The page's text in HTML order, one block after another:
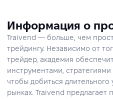
Информация о
Traivend — больше, чем
трейдингу. Независимо от
трейдер, академия
инструментами,
чтобы добиться
рынках. Traivend